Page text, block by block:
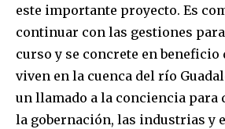
este importante proyecto. Es
continuar con las gestiones
curso y se concrete en beneficio
viven en la cuenca del río
un llamado a la conciencia para
la gobernación, las industrias y